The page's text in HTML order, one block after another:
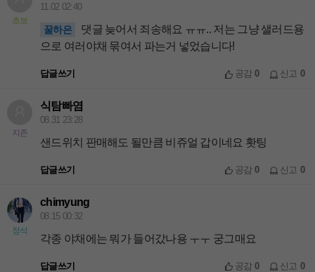
초보
11.02 02:40
꿀하은
댓글 늦어서 죄송해요 ㅠㅠ.. 저는 그냥 샐러드용
으로 여러야채 묶여서 파는거 넣었습니다!
답글쓰기 공감0 신고 0
지존
식탐빠염
08.31 23:28
샌드위치 판매해도 될만큼 비쥬얼 갑이네요 홧팅
답글쓰기 공감0 신고 0
정석
chimyung
08.15 00:32
각종 야채에는 뭐가 들어갔나용 ㅜㅜ 궁그매요
답글쓰기 공감0 신고 0